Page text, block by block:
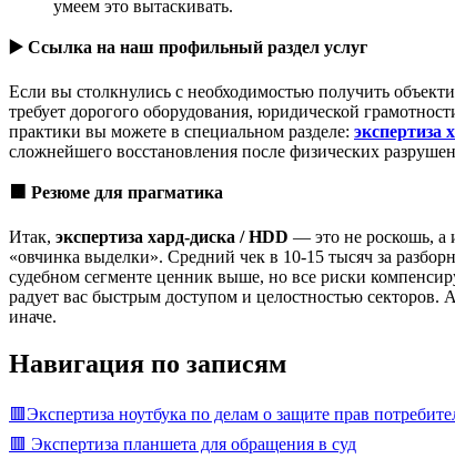
умеем это вытаскивать.
▶️ Ссылка на наш профильный раздел услуг
Если вы столкнулись с необходимостью получить
требует дорогого оборудования, юридической
практики вы можете в специальном разделе: экспертиза
сложнейшего восстановления после физических
Резюме для прагматика
Итак, экспертиза хард-диска / HDD — это не роскошь, а
«овчинка выделки». Средний чек в 10-15 тысяч за
судебном сегменте ценник выше, но все риски
радует вас быстрым доступом и целостностью секторов.
иначе.
Навигация по записям
🟥Экспертиза ноутбука по делам о защите прав
🟥 Экспертиза планшета для обращения в суд